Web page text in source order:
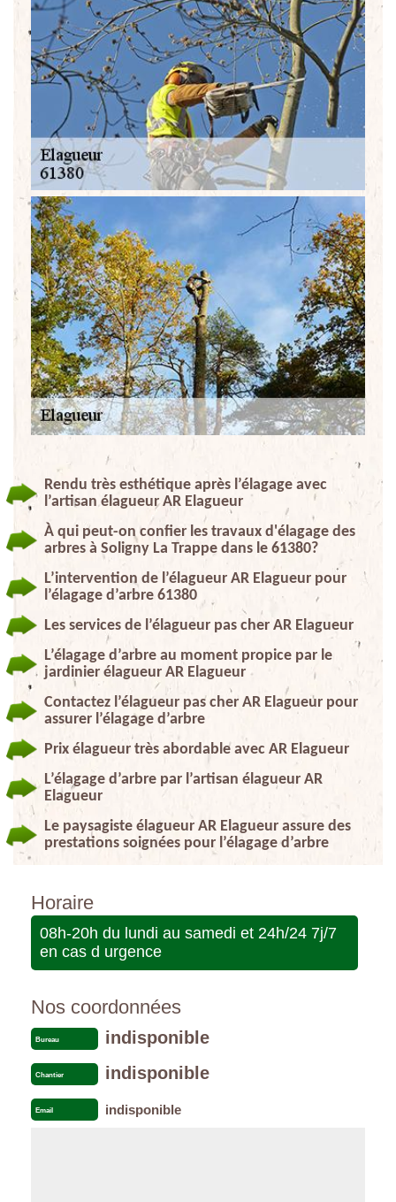
Rendu très esthétique après l’élagage avec
l’artisan élagueur AR Elagueur
À qui peut-on confier les travaux d'élagage des
arbres à Soligny La Trappe dans le 61380?
L’intervention de l’élagueur AR Elagueur pour
l’élagage d’arbre 61380
Les services de l’élagueur pas cher AR Elagueur
L’élagage d’arbre au moment propice par le
jardinier élagueur AR Elagueur
Contactez l’élagueur pas cher AR Elagueur pour
assurer l’élagage d’arbre
Prix élagueur très abordable avec AR Elagueur
L’élagage d’arbre par l’artisan élagueur AR
Elagueur
Le paysagiste élagueur AR Elagueur assure des
prestations soignées pour l’élagage d’arbre
Horaire
08h-20h du lundi au samedi et 24h/24 7j/7
en cas d urgence
Nos coordonnées
Bureau indisponible
Chantier indisponible
Email indisponible